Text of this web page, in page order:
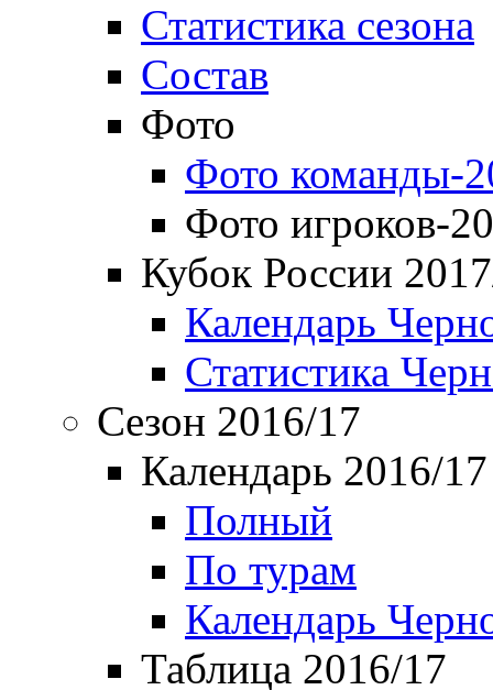
Статистика сезона
Состав
Фото
Фото команды-
Фото игроков-
Кубок России
Календарь
Статистика
Сезон 2016/17
Календарь 2016/17
Полный
По турам
Календарь
Таблица 2016/17